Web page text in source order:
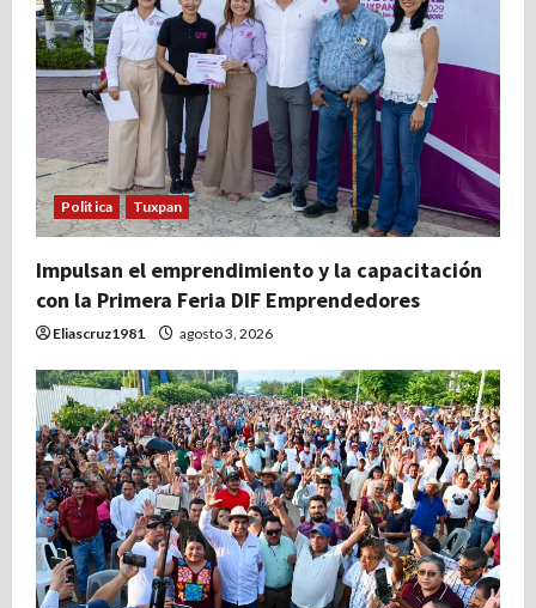
s
Politica Tuxpan
Impulsan el emprendimiento y la capacitación
con la Primera Feria DIF Emprendedores
Eliascruz1981 agosto 3, 2026